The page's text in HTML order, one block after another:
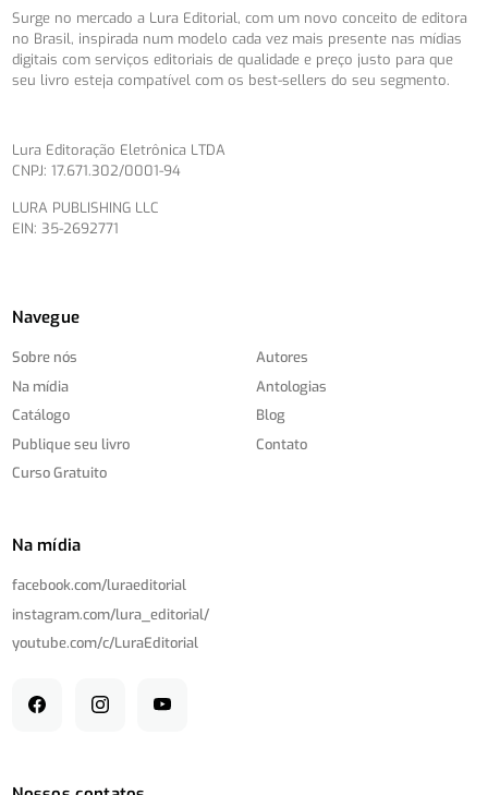
Surge no mercado a Lura Editorial, com um novo conceito de editora
no Brasil, inspirada num modelo cada vez mais presente nas mídias
digitais com serviços editoriais de qualidade e preço justo para que
seu livro esteja compatível com os best-sellers do seu segmento.
Lura Editoração Eletrônica LTDA
CNPJ: 17.671.302/0001-94
LURA PUBLISHING LLC
EIN: 35-2692771
Navegue
Sobre nós
Na mídia
Catálogo
Publique seu livro
Curso Gratuito
Autores
Antologias
Blog
Contato
Na mídia
facebook.com/luraeditorial
instagram.com/lura_editorial/
youtube.com/c/LuraEditorial